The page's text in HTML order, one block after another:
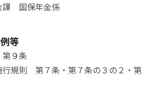
国保年金係
等
９条
行規則 第７条・第７条の３の２・第